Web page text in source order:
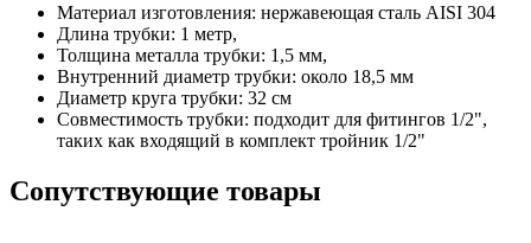
Материал изготовления: нержавеющая сталь AISI 304
Длина трубки: 1 метр,
Толщина металла трубки: 1,5 мм,
Внутренний диаметр трубки: около 18,5 мм
Диаметр круга трубки: 32 см
Совместимость трубки: подходит для фитингов 1/2",
таких как входящий в комплект тройник 1/2"
Сопутствующие товары